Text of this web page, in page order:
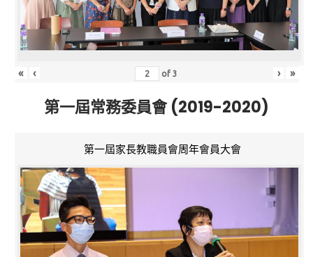
« ‹ of3 › »
第一屆常務委員會 (2019-2020)
第一屆家長教職員會周年會員大會